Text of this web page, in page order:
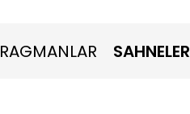
SAHNELER